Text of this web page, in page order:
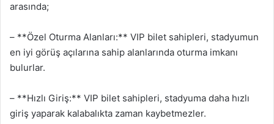
arasında;
– **Özel Oturma Alanları:** VIP bilet sahipleri, stadyumun
en iyi görüş açılarına sahip alanlarında oturma imkanı
bulurlar.
– **Hızlı Giriş:** VIP bilet sahipleri, stadyuma daha hızlı
giriş yaparak kalabalıkta zaman kaybetmezler.